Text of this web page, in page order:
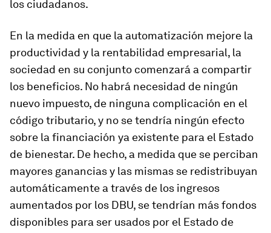
los ciudadanos.
En la medida en que la automatización mejore la
productividad y la rentabilidad empresarial, la
sociedad en su conjunto comenzará a compartir
los beneficios. No habrá necesidad de ningún
nuevo impuesto, de ninguna complicación en el
código tributario, y no se tendría ningún efecto
sobre la financiación ya existente para el Estado
de bienestar. De hecho, a medida que se perciban
mayores ganancias y las mismas se redistribuyan
automáticamente a través de los ingresos
aumentados por los DBU, se tendrían más fondos
disponibles para ser usados por el Estado de